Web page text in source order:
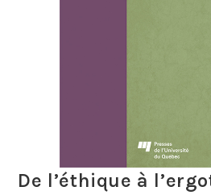
De l’éthique à